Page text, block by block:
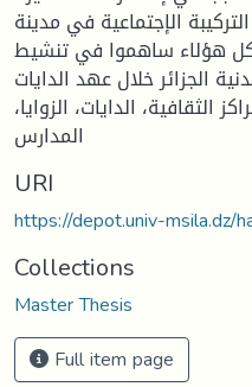
الإجتماعية في مدينة
هؤلاء ساهموا في تنشيط
الجزائر خلال عهد الدايات.
الثقافية، الدايات، الزوايا،
المدارس
URI
https://depot.univ-msila.dz/
Collections
Master Thesis
Full item page